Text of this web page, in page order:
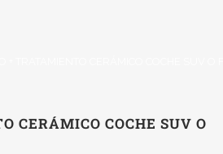
CERÁMICO COCHE SUV O